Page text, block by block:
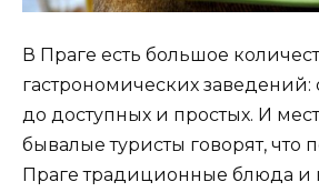
В Праге есть большое
гастрономических заведений:
до доступных и простых. И
бывалые туристы говорят, что
Праге традиционные блюда и